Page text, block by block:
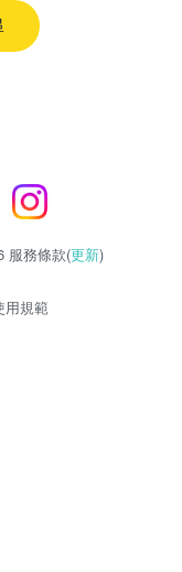
服務條款(更新)
用規範